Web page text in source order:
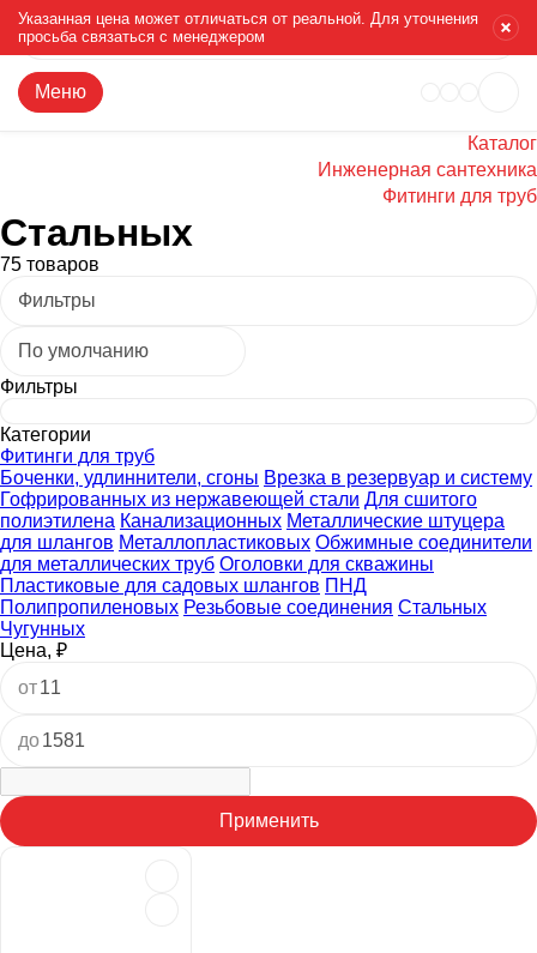
Указанная цена может отличаться от реальной. Для уточнения
просьба связаться с менеджером
Меню
Каталог
Инженерная сантехника
Фитинги для труб
Стальных
75 товаров
Фильтры
По умолчанию
Фильтры
Категории
Фитинги для труб
Боченки, удлиннители, сгоны Врезка в резервуар и систему
Гофрированных из нержавеющей стали Для сшитого
полиэтилена Канализационных Металлические штуцера
для шлангов Металлопластиковых Обжимные соединители
для металлических труб Оголовки для скважины
Пластиковые для садовых шлангов ПНД
Полипропиленовых Резьбовые соединения Стальных
Чугунных
Цена, ₽
от
до
Применить